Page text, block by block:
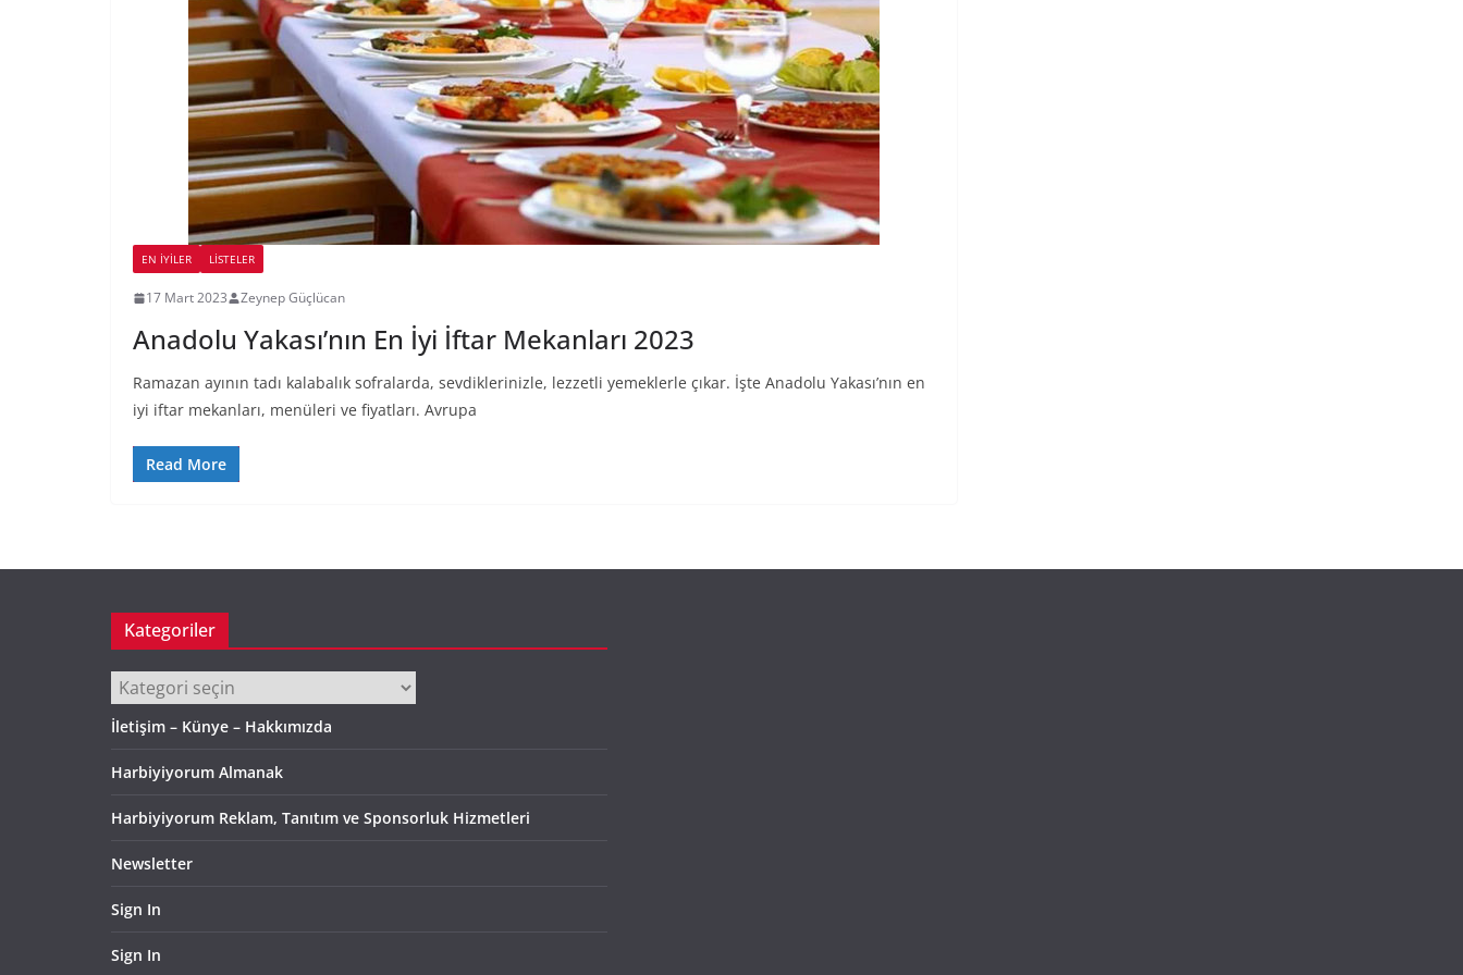
EN İYILER LİSTELER
17 Mart 2023 Zeynep Güçlücan
Anadolu Yakası’nın En İyi İftar Mekanları 2023
Ramazan ayının tadı kalabalık sofralarda, sevdiklerinizle, lezzetli yemeklerle çıkar. İşte Anadolu Yakası’nın en
iyi iftar mekanları, menüleri ve fiyatları. Avrupa
Read More
Kategoriler
Kategoriler
İletişim – Künye – Hakkımızda
Harbiyiyorum Almanak
Harbiyiyorum Reklam, Tanıtım ve Sponsorluk Hizmetleri
Newsletter
Sign In
Sign In